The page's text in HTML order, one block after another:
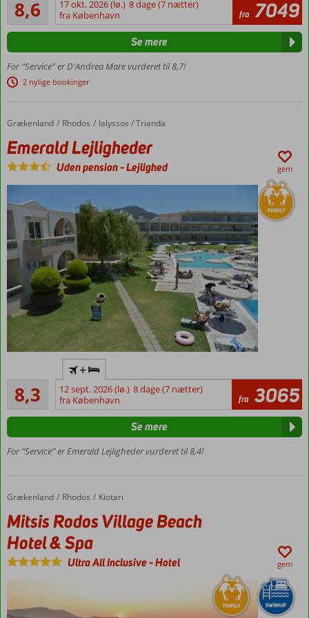
ferie
i
Det
er
dog
kun
græske
gæstfrihed,
årene
har
sikret
Grækenland
en
favoritstatus,
når
ferien
skal
vælges.
Grækenland
end
300
solskinsdage
fantastiske
natur
og
et
utal
af
spændende
kulturelle
på
Trianda
temaaftener
Varieret
animationsprogram
8,6
667
anmeldelser
17 okt. 2026 (lø.) 8 dage (7 nætter)
fra København
fra 7049
For “Service” er D'Andrea Mare vurderet til 8,7!
2 nylige bookinger
Se mere
Forside
Grækenland Rhodos Ialyssos / Trianda
Emerald Lejligheder
Emerald Lejligheder
Uden pension-Lejlighed gem
Morgenmad
eller
halvpension
muligt
med plads
8,3
Meget godt
506
anmeldelser
+
12 sept. 2026 (lø.) 8 dage (7 nætter)
fra København
fra 3065
For “Service” er Emerald Lejligheder vurderet til 8,4!
Se mere
Forside
Grækenland Rhodos Kiotari
Mitsis Rodos Village Beach Hotel & Spa
Mitsis Rodos Village Beach
Hotel & Spa
Ultra All Inclusive-Hotel gem